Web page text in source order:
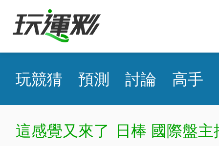
玩競猜 預測 討論 高手
這感覺又來了 日棒 國際盤